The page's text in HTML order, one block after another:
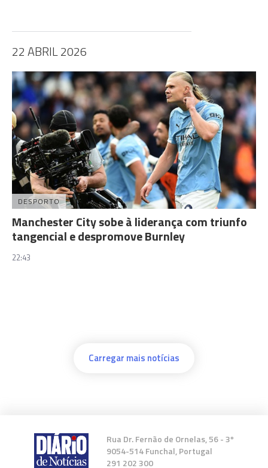
22 ABRIL 2026
DESPORTO
Manchester City sobe à liderança com triunfo
tangencial e despromove Burnley
22:43
Carregar mais notícias
Rua Dr. Fernão de Ornelas, 56 - 3º
9054-514 Funchal, Portugal
291 202 300